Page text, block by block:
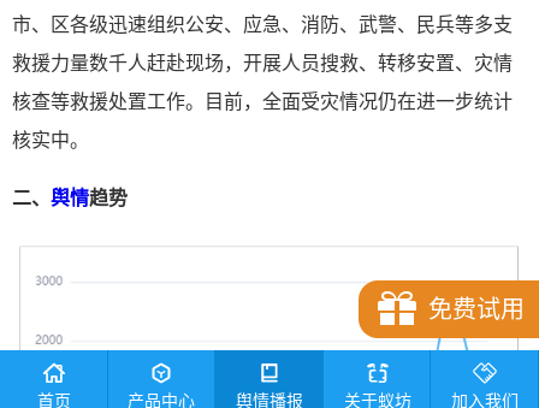
市、区各级迅速组织公安、应急、消防、武警、民兵等多支
救援力量数千人赶赴现场，开展人员搜救、转移安置、灾情
核查等救援处置工作。目前，全面受灾情况仍在进一步统计
核实中。
二、 舆情趋势
免费试用
首页 产品中心 舆情播报 关于蚁坊 加入我们